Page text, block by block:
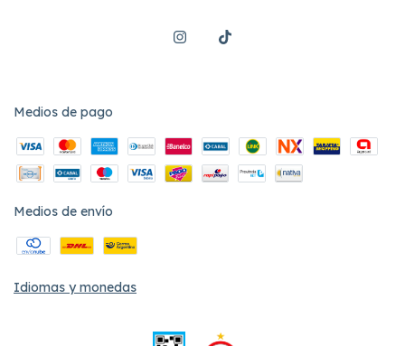
Medios de pago
Medios de envío
Idiomas y monedas